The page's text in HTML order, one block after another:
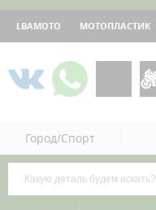
LBAMOTO МОТОПЛАСТИК
Город/Спорт